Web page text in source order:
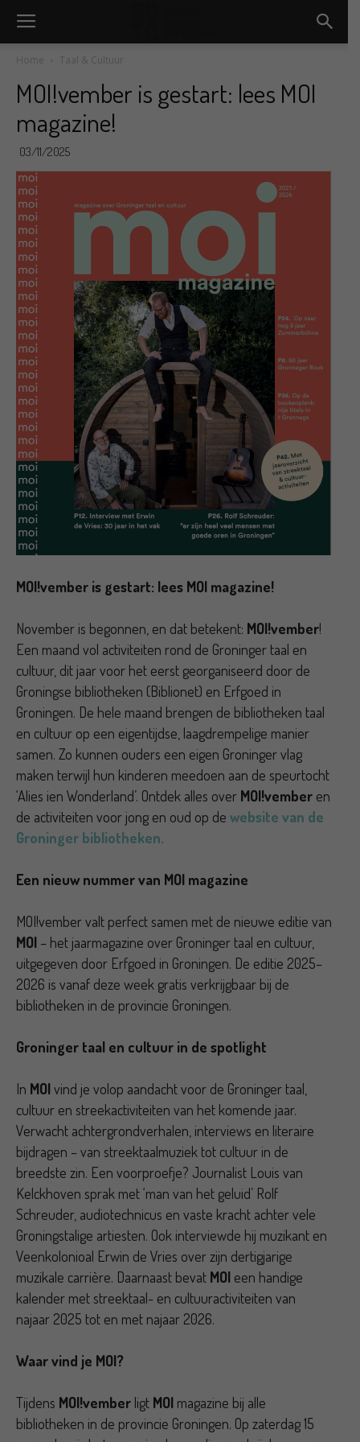
Home Taal & Cultuur
MOI!vember is gestart: lees MOI
magazine!
03/11/2025
MOI!vember is gestart: lees MOI magazine!
November is begonnen, en dat betekent: MOI!vember!
Een maand vol activiteiten rond de Groninger taal en
cultuur, dit jaar voor het eerst georganiseerd door de
Groningse bibliotheken (Biblionet) en Erfgoed in
Groningen. De hele maand brengen de bibliotheken taal
en cultuur op een eigentijdse, laagdrempelige manier
samen. Zo kunnen ouders een eigen Groninger vlag
maken terwijl hun kinderen meedoen aan de speurtocht
‘Alies ien Wonderland’. Ontdek alles over MOI!vember en
de activiteiten voor jong en oud op de website van de
Groninger bibliotheken.
Een nieuw nummer van MOI magazine
MOI!vember valt perfect samen met de nieuwe editie van
MOI – het jaarmagazine over Groninger taal en cultuur,
uitgegeven door Erfgoed in Groningen. De editie 2025–
2026 is vanaf deze week gratis verkrijgbaar bij de
bibliotheken in de provincie Groningen.
Groninger taal en cultuur in de spotlight
In MOIvind je volop aandacht voor de Groninger taal,
cultuur en streekactiviteiten van het komende jaar.
Verwacht achtergrondverhalen, interviews en literaire
bijdragen – van streektaalmuziek tot cultuur in de
breedste zin. Een voorproefje? Journalist Louis van
Kelckhoven sprak met ‘man van het geluid’ Rolf
Schreuder, audiotechnicus en vaste kracht achter vele
Groningstalige artiesten. Ook interviewde hij muzikant en
Veenkolonioal Erwin de Vries over zijn dertigjarige
muzikale carrière. Daarnaast bevat MOI een handige
kalender met streektaal- en cultuuractiviteiten van
najaar 2025 tot en met najaar 2026.
Waar vind je MOI?
Tijdens MOI!vember ligt MOI magazine bij alle
bibliotheken in de provincie Groningen. Op zaterdag 15